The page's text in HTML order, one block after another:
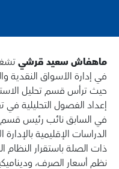
ماهفاش سعيد قرشي
في إدارة الأسواق النقدية
حيث ترأس قسم تحليل
إعداد الفصول التحليلية في
في السابق نائب رئيس
الدراسات الإقليمية بالإدارة
ذات الصلة باستقرار النظام
نظم أسعار الصرف،